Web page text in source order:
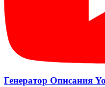
Генератор Описания